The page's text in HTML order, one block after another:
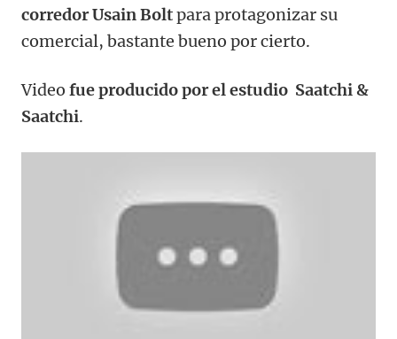
corredor Usain Boltpara protagonizar su
comercial, bastante bueno por cierto.
Video fue producido por el estudio Saatchi &
Saatchi.